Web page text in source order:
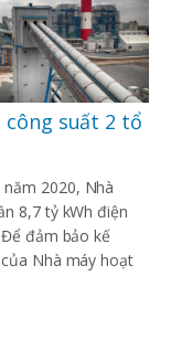
công suất 2 tổ
2020, Nhà
8,7 tỷ kWh điện
đảm bảo kế
Nhà máy hoạt